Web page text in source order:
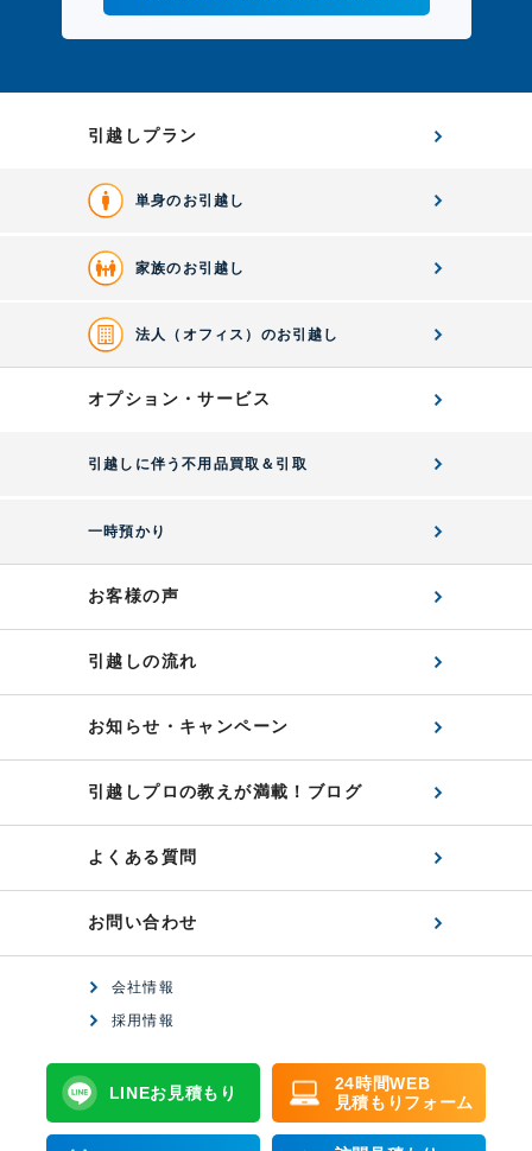
引越しプラン
単身のお引越し
家族のお引越し
法人（オフィス）のお引越し
オプション・サービス
引越しに伴う不用品買取＆引取
一時預かり
お客様の声
引越しの流れ
お知らせ・キャンペーン
引越しプロの教えが満載！ブログ
よくある質問
お問い合わせ
会社情報
採用情報
LINEお見積もり
24時間WEB
見積もりフォーム